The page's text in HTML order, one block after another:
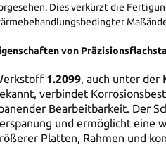
Dies verkürzt die
von
1.2099, auch unter der
verbindet
Bearbeitbarkeit. Der
und ermöglicht eine
Platten, Rahmen und